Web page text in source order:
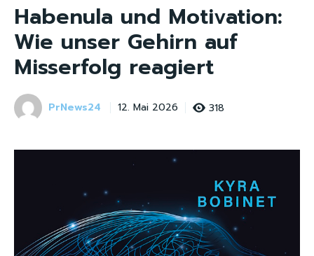
Habenula und Motivation:
Wie unser Gehirn auf
Misserfolg reagiert
PrNews24 12. Mai 2026 318